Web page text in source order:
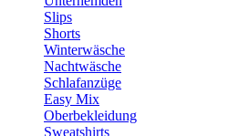
Slips
Shorts
Winterwäsche
Nachtwäsche
Schlafanzüge
Easy Mix
Oberbekleidung
Sweatshirts